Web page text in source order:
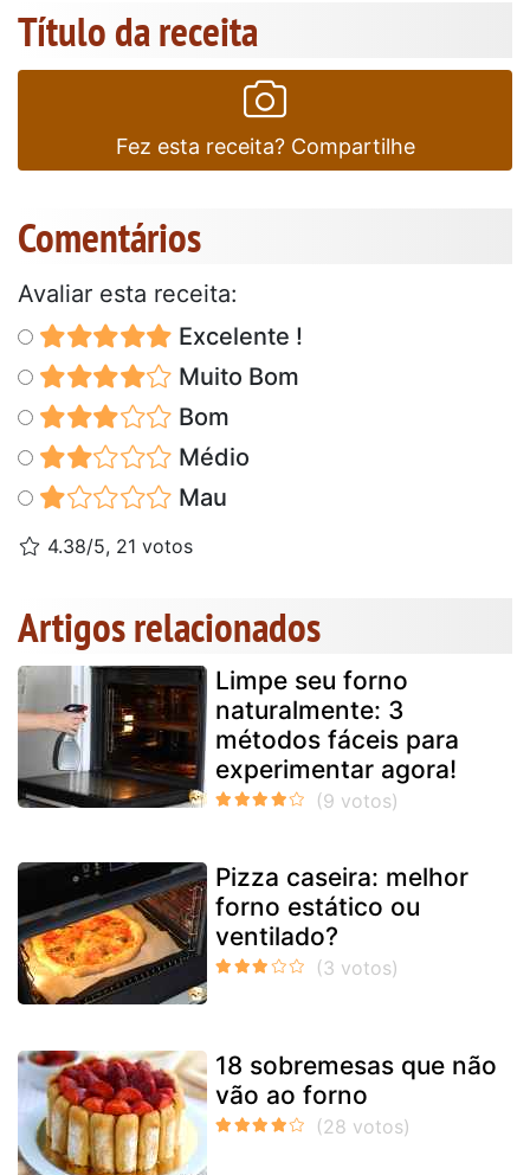
Título da receita
Fez esta receita? Compartilhe
Comentários
Avaliar esta receita:
Excelente !
Muito Bom
Bom
Médio
Mau
4.38/5, 21 votos
Artigos relacionados
Limpe seu forno
naturalmente: 3
métodos fáceis para
experimentar agora!
Pizza caseira: melhor
forno estático ou
ventilado?
18 sobremesas que não
vão ao forno